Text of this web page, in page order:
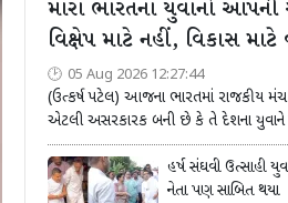
મારા ભારતના યુવાનો
વિક્ષેપ માટે નહીં, વિકાસ માટે
05 Aug 2026 12:27:44
(ઉત્કર્ષ પટેલ) આજના ભારતમાં રાજકીય
એટલી અસરકારક બની છે કે તે દેશના યુવાને
હર્ષ સંઘવી ઉત્સાહી
નેતા પણ સાબિત થયા